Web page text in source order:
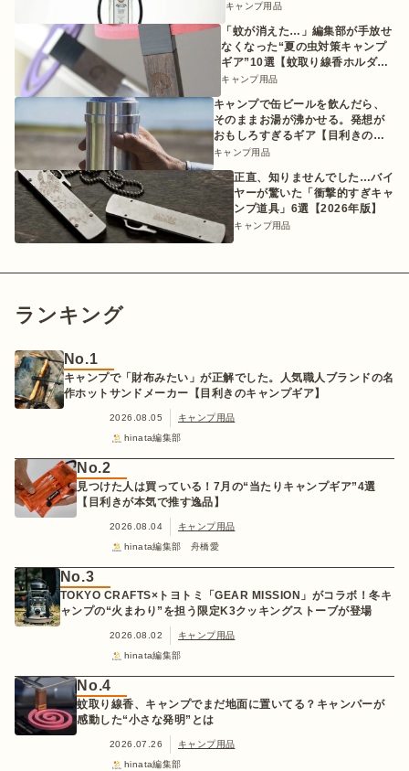
ギア】
キャンプ用品
「蚊が消えた…」編集部が手放せ
なくなった“夏の虫対策キャンプ
ギア”10選【蚊取り線香ホルダー
etc.】
キャンプ用品
キャンプで缶ビールを飲んだら、
そのままお湯が沸かせる。発想が
おもしろすぎるギア【目利きのキ
ャンプギア】
キャンプ用品
正直、知りませんでした…バイ
ヤーが驚いた「衝撃的すぎキャ
ンプ道具」6選【2026年版】
キャンプ用品
ランキング
No.1
キャンプで「財布みたい」が正解でした。人気職人ブランドの名
作ホットサンドメーカー【目利きのキャンプギア】
2026.08.05
キャンプ用品
hinata編集部
No.2
見つけた人は買っている！7月の“当たりキャンプギア”4選
【目利きが本気で推す逸品】
2026.08.04
キャンプ用品
hinata編集部 舟橋愛
No.3
TOKYO CRAFTS×トヨトミ「GEAR MISSION」がコラボ！冬キ
ャンプの“火まわり”を担う限定K3クッキングストーブが登場
2026.08.02
キャンプ用品
hinata編集部
No.4
蚊取り線香、キャンプでまだ地面に置いてる？キャンパーが
感動した“小さな発明”とは
2026.07.26
キャンプ用品
hinata編集部